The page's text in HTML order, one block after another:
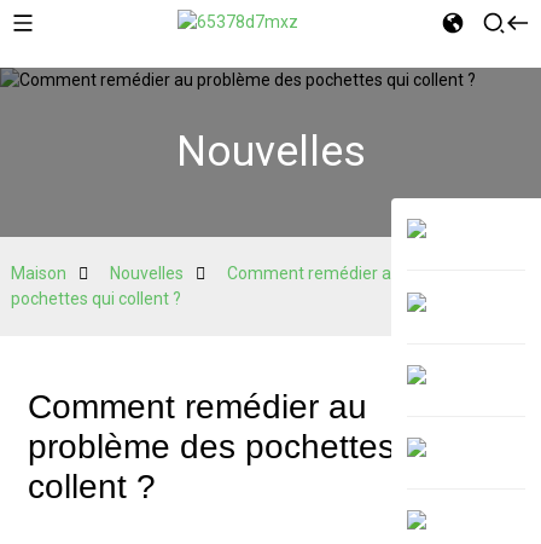
Nouvelles
Maison Nouvelles
Comment remédier au problème des
pochettes qui collent ?
Comment remédier au
problème des pochettes qui
collent ?